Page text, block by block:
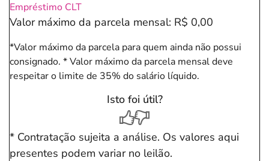
Empréstimo CLT
Valor máximo da parcela mensal: R$ 0,00
*Valor máximo da parcela para quem ainda não possui
consignado. * Valor máximo da parcela mensal deve
respeitar o limite de 35% do salário líquido.
Isto foi útil?
* Contratação sujeita a análise. Os valores aqui
presentes podem variar no leilão.